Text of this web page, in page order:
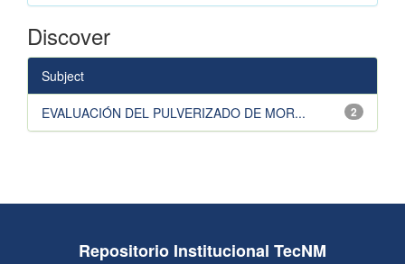
Discover
Subject
2
EVALUACIÓN DEL PULVERIZADO DE MOR...
Repositorio Institucional TecNM